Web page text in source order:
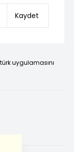
Kaydet
uygulamasını